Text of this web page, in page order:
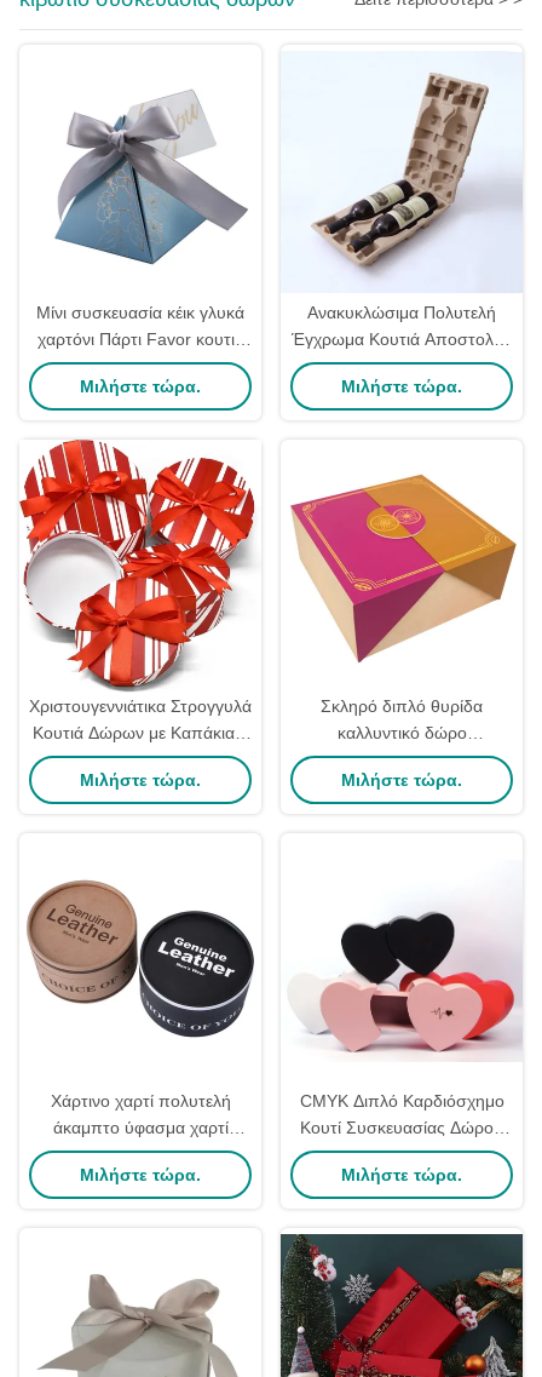
Μίνι συσκευασία κέικ γλυκά
χαρτόνι Πάρτι Favor κουτιά
Γάμα Επιστροφή κουτιά
δώρο πολυτελή άγγιξη
Μιλήστε τώρα.
Ανακυκλώσιμα Πολυτελή
Έγχρωμα Κουτιά Αποστολής
Μπουκαλιών Κρασιού και
Εσωτερικά μέρη με
Μιλήστε τώρα.
Χριστουγεννιάτικα Στρογγυλά
Κουτιά Δώρων με Καπάκια 4
Τεμαχίων Κόκκινα και Λευκά
Για Καραμέλες Μπισκότα
Μιλήστε τώρα.
Σκληρό διπλό θυρίδα
καλλυντικό δώρο
συσκευασία κιβώτιο σετ για
γυναικεία εκλεκτά καλλυντικά
Μιλήστε τώρα.
Χάρτινο χαρτί πολυτελή
άκαμπτο ύφασμα χαρτί
ανδρών ζώνη δώρο κουτί
Ματ λαμινοποίηση
Μιλήστε τώρα.
CMYK Διπλό Καρδιόσχημο
Κουτί Συσκευασίας Δώρου
Υπηρεσία OEM Χαρτονένιο
Κουτί Καρδιάς
Μιλήστε τώρα.